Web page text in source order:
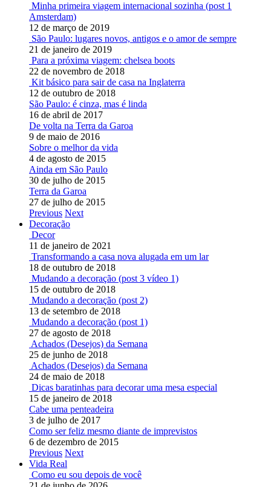
Minha primeira viagem internacional sozinha (post 1
Amsterdam)
12 de março de 2019
São Paulo: lugares novos, antigos e o amor de sempre
21 de janeiro de 2019
Para a próxima viagem: chelsea boots
22 de novembro de 2018
Kit básico para sair de casa na Inglaterra
12 de outubro de 2018
São Paulo: é cinza, mas é linda
16 de abril de 2017
De volta na Terra da Garoa
9 de maio de 2016
Sobre o melhor da vida
4 de agosto de 2015
Ainda em São Paulo
30 de julho de 2015
Terra da Garoa
27 de julho de 2015
Previous Next
Decoração
Decor
11 de janeiro de 2021
Transformando a casa nova alugada em um lar
18 de outubro de 2018
Mudando a decoração (post 3 vídeo 1)
15 de outubro de 2018
Mudando a decoração (post 2)
13 de setembro de 2018
Mudando a decoração (post 1)
27 de agosto de 2018
Achados (Desejos) da Semana
25 de junho de 2018
Achados (Desejos) da Semana
24 de maio de 2018
Dicas baratinhas para decorar uma mesa especial
15 de janeiro de 2018
Cabe uma penteadeira
3 de julho de 2017
Como ser feliz mesmo diante de imprevistos
6 de dezembro de 2015
Previous Next
Vida Real
Como eu sou depois de você